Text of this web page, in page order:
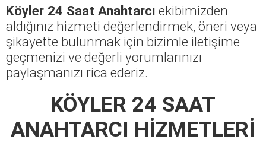
Köyler 24 Saat Anahtarcı ekibimizden
aldığınız hizmeti değerlendirmek, öneri veya
şikayette bulunmak için bizimle iletişime
geçmenizi ve değerli yorumlarınızı
paylaşmanızı rica ederiz.
KÖYLER 24 SAAT
ANAHTARCI HİZMETLERİ